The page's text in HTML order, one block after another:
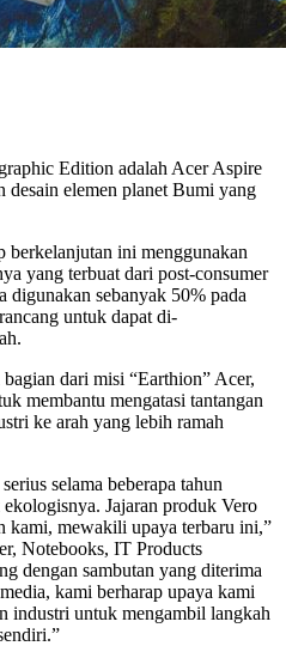
Edition adalah Acer Aspire
desain elemen planet Bumi yang
berkelanjutan ini menggunakan
yang terbuat dari post-consumer
sebanyak 50% pada
untuk dapat di-
dari misi “Earthion” Acer,
membantu mengatasi tantangan
ke arah yang lebih ramah
selama beberapa tahun
Jajaran produk Vero
kami, mewakili upaya terbaru ini,”
Notebooks, IT Products
dengan sambutan yang diterima
kami berharap upaya kami
industri untuk mengambil langkah